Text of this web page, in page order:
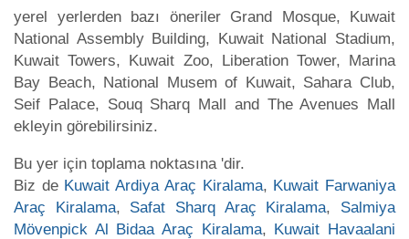
yerel yerlerden bazı öneriler Grand Mosque, Kuwait
National Assembly Building, Kuwait National Stadium,
Kuwait Towers, Kuwait Zoo, Liberation Tower, Marina
Bay Beach, National Musem of Kuwait, Sahara Club,
Seif Palace, Souq Sharq Mall and The Avenues Mall
ekleyin görebilirsiniz.
Bu yer için toplama noktasına 'dir.
Biz de Kuwait Ardiya Araç Kiralama, Kuwait Farwaniya
Araç Kiralama, Safat Sharq Araç Kiralama, Salmiya
Mövenpick Al Bidaa Araç Kiralama, Kuwait Havaalani